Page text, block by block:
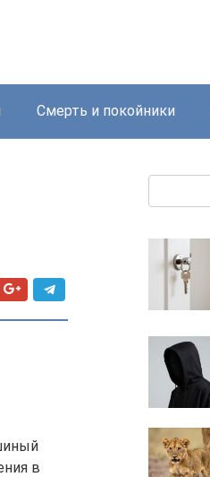
Смерть и покойники
в